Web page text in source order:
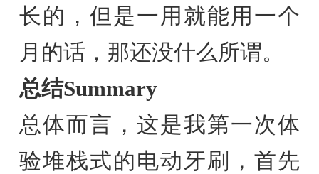
长的，但是一用就能用一个
月的话，那还没什么所谓。
总结Summary
总体而言，这是我第一次体
验堆栈式的电动牙刷，首先